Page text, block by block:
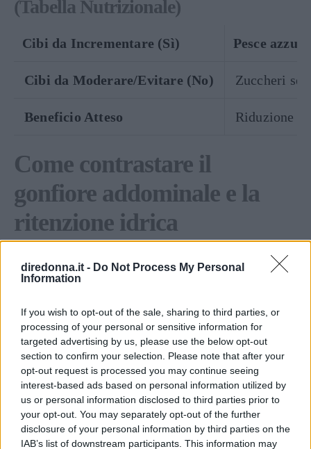
diredonna.it - Do Not Process My Personal
Information
If you wish to opt-out of the sale, sharing to third parties, or
processing of your personal or sensitive information for
targeted advertising by us, please use the below opt-out
section to confirm your selection. Please note that after your
opt-out request is processed you may continue seeing
interest-based ads based on personal information utilized by
us or personal information disclosed to third parties prior to
your opt-out. You may separately opt-out of the further
disclosure of your personal information by third parties on the
IAB’s list of downstream participants. This information may
(Tabella Nutrizionale)
Cibi da Incrementare (Sì)
Cibi da Moderare/Evitare (No)
Beneficio Atteso
Pesce
Zuccheri
Riduzione
Come contrastare il
gonfiore addominale e la
ritenzione idrica
Ilgonfiore addominale
rappresenta uno dei
sintomi più diffusi e fastidiosi riportati dalle
strettamente legata alle alterazioni del
microbiota intestinaleprovocate dallacarenza
ormonale. Gli estrogeni regolano la motilità
gastrointestinale e la permeabilità delle
membrane mucose. Quando i livelli ormonali
scendono, la digestione rallenta e si creano
fenomeni di fermentazione anomala. La